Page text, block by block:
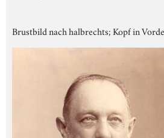
Brustbild nach halbrechts; Kopf in